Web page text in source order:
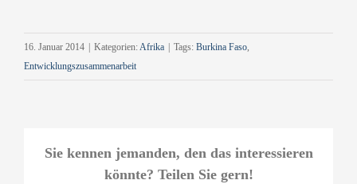
16. Januar 2014 | Kategorien: Afrika | Tags: Burkina Faso
Entwicklungszusammenarbeit
Sie kennen jemanden, den das interessieren
könnte? Teilen Sie gern!